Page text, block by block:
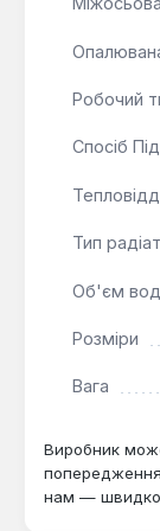
(краном
тиск
експлуатації.
дозволяє
швидке та
всьому
Робочий
Спосіб
Тип
Об'єм
Розміри
Вага
Виробник
нам — швидко